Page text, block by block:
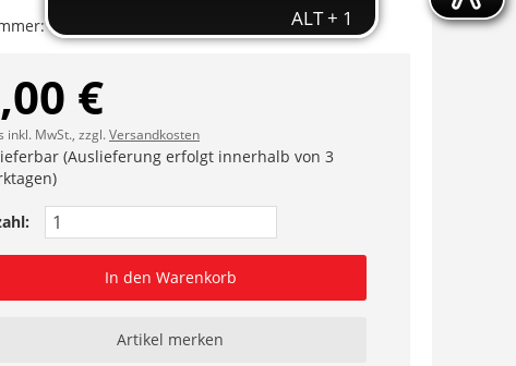
ET47007-121
€
inkl. MwSt., zzgl.Versandkosten
(Auslieferung erfolgt innerhalb von 3
In den Warenkorb
Artikel merken